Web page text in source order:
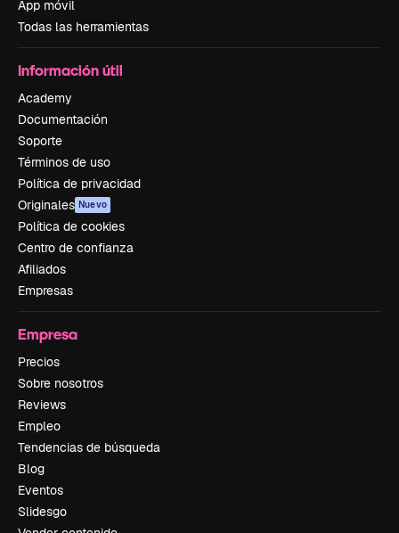
App móvil
Todas las herramientas
Información útil
Academy
Documentación
Soporte
Términos de uso
Política de privacidad
Originales Nuevo
Política de cookies
Centro de confianza
Afiliados
Empresas
Empresa
Precios
Sobre nosotros
Reviews
Empleo
Tendencias de búsqueda
Blog
Eventos
Slidesgo